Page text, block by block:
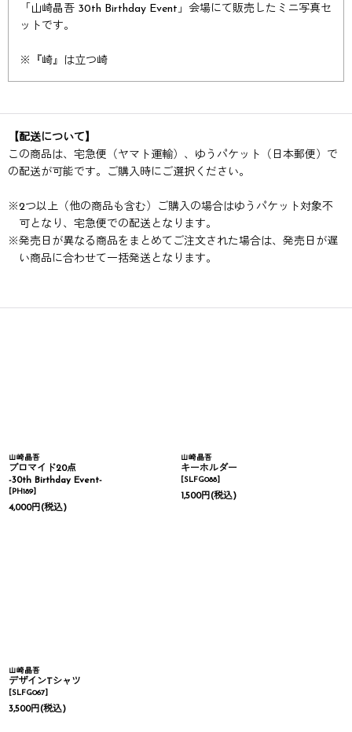
「山崎晶吾 30th Birthday Event」会場にて販売したミニ写真セ
ットです。
※『崎』は立つ崎
【配送について】
この商品は、宅急便（ヤマト運輸）、ゆうパケット（日本郵便）で
の配送が可能です。ご購入時にご選択ください。
※2つ以上（他の商品も含む）ご購入の場合はゆうパケット対象不
可となり、宅急便での配送となります。
※発売日が異なる商品をまとめてご注文された場合は、発売日が遅
い商品に合わせて一括発送となります。
山崎晶吾
ブロマイド20点
-30th Birthday Event-
[PH189]
4,000円(税込)
山崎晶吾
キーホルダー
[SLFG088]
1,500円(税込)
山崎晶吾
デザインTシャツ
[SLFG067]
3,500円(税込)